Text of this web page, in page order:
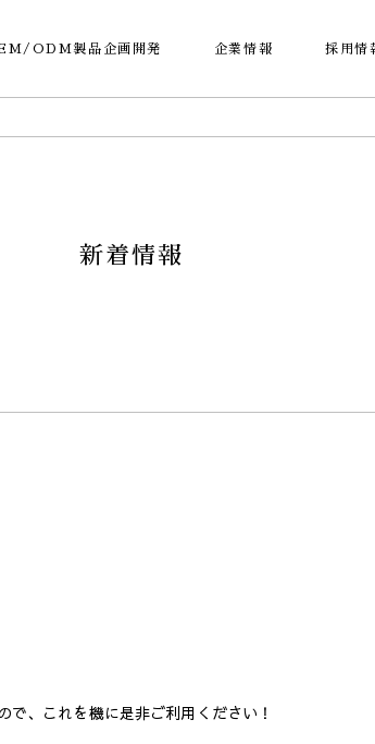
ODM製品企画開発 企業情報 採用情
新着情報
、これを機に是非ご利用ください！